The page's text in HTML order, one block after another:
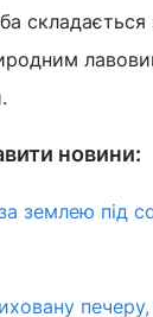
складається
новини:
землею під